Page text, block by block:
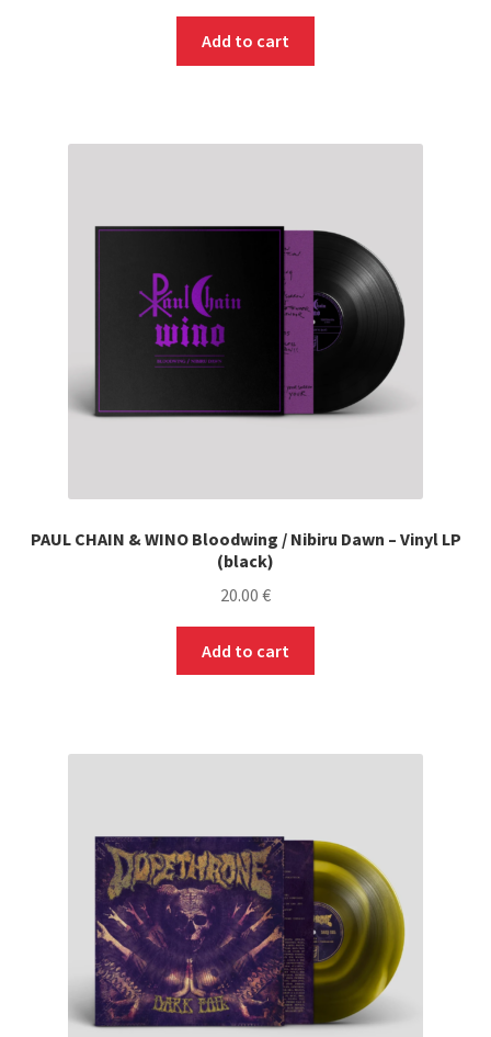
Add to cart
PAUL CHAIN & WINO Bloodwing / Nibiru Dawn – Vinyl LP
(black)
20.00 €
Add to cart